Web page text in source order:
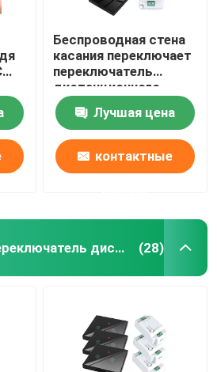
Беспроводная стена
касания переключает
переключатель
дистанционного
управления панели
наборов RF433 1gang
роскошный
стеклянный
Лучшая цена
контактные
Беспроводной переключатель дистанционного управления (28)